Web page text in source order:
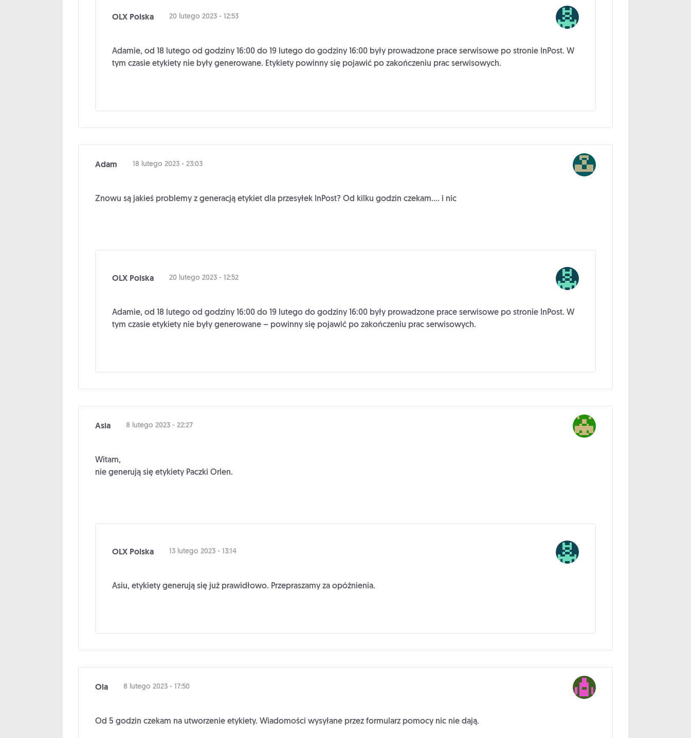
OLX Polska 20 lutego 2023 - 12:53
Adamie, od 18 lutego od godziny 16:00 do 19 lutego do godziny 16:00 były prowadzone prace serwisowe po stronie InPost. W
tym czasie etykiety nie były generowane. Etykiety powinny się pojawić po zakończeniu prac serwisowych.
Adam 18 lutego 2023 - 23:03
Znowu są jakieś problemy z generacją etykiet dla przesyłek InPost? Od kilku godzin czekam…. i nic
OLX Polska 20 lutego 2023 - 12:52
Adamie, od 18 lutego od godziny 16:00 do 19 lutego do godziny 16:00 były prowadzone prace serwisowe po stronie InPost. W
tym czasie etykiety nie były generowane – powinny się pojawić po zakończeniu prac serwisowych.
Asia 8 lutego 2023 - 22:27
Witam,
nie generują się etykiety Paczki Orlen.
OLX Polska 13 lutego 2023 - 13:14
Asiu, etykiety generują się już prawidłowo. Przepraszamy za opóźnienia.
Ola 8 lutego 2023 - 17:50
Od 5 godzin czekam na utworzenie etykiety. Wiadomości wysyłane przez formularz pomocy nic nie dają.